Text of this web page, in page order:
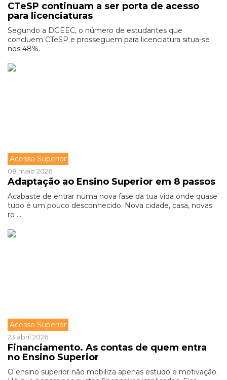
CTeSP continuam a ser porta de acesso
para licenciaturas
Segundo a DGEEC, o número de estudantes que
concluem CTeSP e prosseguem para licenciatura situa-se
nos 48%.
Acesso Superior
08 maio 2026
Adaptação ao Ensino Superior em 8 passos
Acabaste de entrar numa nova fase da tua vida onde quase
tudo é um pouco desconhecido. Nova cidade, casa, novas
ro ...
Acesso Superior
23 abril 2026
Financiamento. As contas de quem entra
no Ensino Superior
O ensino superior não mobiliza apenas estudo e motivação.